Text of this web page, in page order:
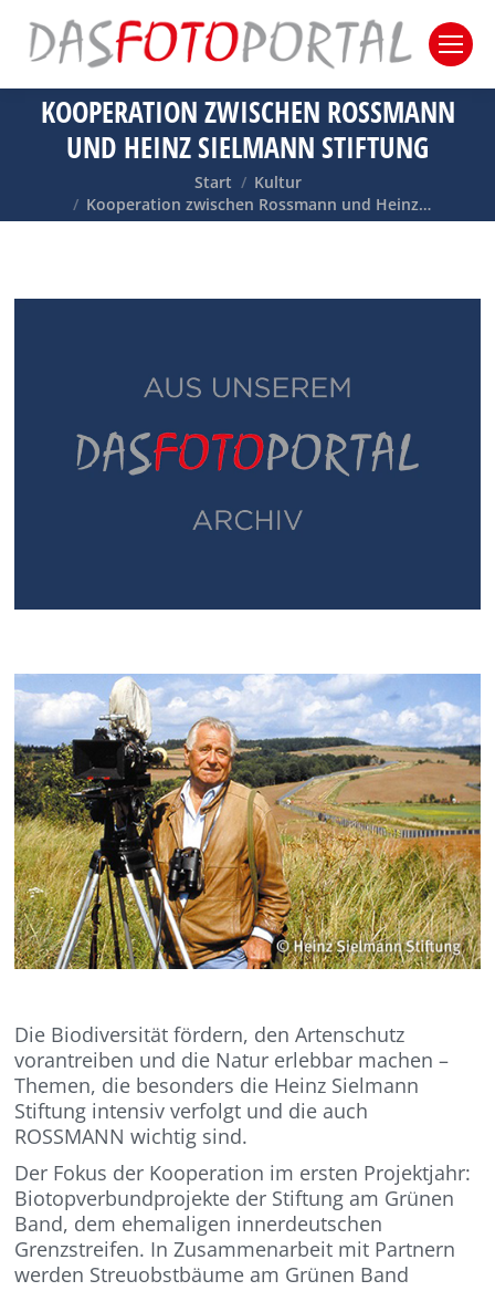
KOOPERATION ZWISCHEN ROSSMANN
UND HEINZ SIELMANN STIFTUNG
Sie befinden sich hier:
Start
Kultur
Kooperation zwischen Rossmann und Heinz…
Die Biodiversität fördern, den Artenschutz
vorantreiben und die Natur erlebbar machen –
Themen, die besonders die Heinz Sielmann
Stiftung intensiv verfolgt und die auch
ROSSMANN wichtig sind.
Der Fokus der Kooperation im ersten Projektjahr:
Biotopverbundprojekte der Stiftung am Grünen
Band, dem ehemaligen innerdeutschen
Grenzstreifen. In Zusammenarbeit mit Partnern
werden Streuobstbäume am Grünen Band